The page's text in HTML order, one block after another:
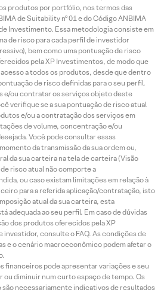
produtos por portfólio, nos termos das
de Suitability nº 01 e do Código ANBIMA
Investimento. Essa metodologia consiste em
de risco para cada perfil de investidor
bem como uma pontuação de risco
pela XP Investimentos, de modo que
a todos os produtos, desde que dentro
de risco definidas para o seu perfil.
e/ou contratar os serviços objeto deste
verifique se a sua pontuação de risco atual
e/ou a contratação dos serviços em
de volume, concentração e/ou
Você pode consultar essas
da transmissão da sua ordem ou,
da sua carteira na tela de carteira (Visão
risco atual não comporte a
ou caso existam limitações em relação à
para a referida aplicação/contratação, isto
atual da sua carteira, esta
adequada ao seu perfil. Em caso de dúvidas
dos produtos oferecidos pela XP
investidor, consulte o FAQ. As condições de
e o cenário macroeconômico podem afetar o
financeiros pode apresentar variações e seu
ou diminuir num curto espaço de tempo. Os
necessariamente indicativos de resultados